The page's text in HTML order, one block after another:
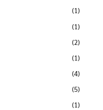
(1)
(1)
(2)
(1)
(4)
(5)
(1)